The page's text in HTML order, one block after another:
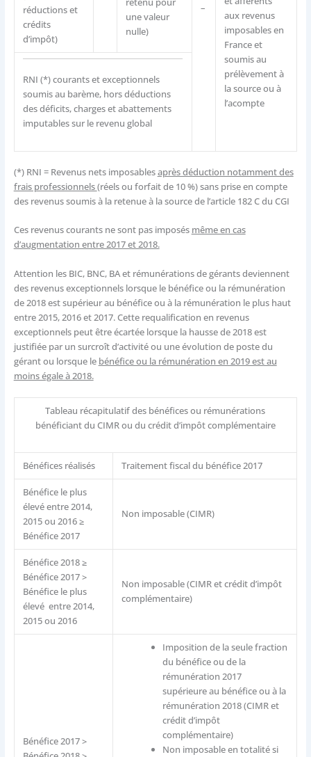
réductions et
crédits
d’impôt)
une valeur
nulle)
–
aux revenus
imposables en
France et
soumis au
prélèvement à
la source ou à
l’acompte
RNI (*) courants et exceptionnels
soumis au barème, hors déductions
des déficits, charges et abattements
imputables sur le revenu global
(*) RNI = Revenus nets imposablesaprès déduction notamment des
frais professionnels(réels ou forfait de 10 %) sans prise en compte
des revenus soumis à la retenue à la source de l’article 182 C du CGI
Ces revenus courants ne sont pas imposés même en cas
d’augmentation entre 2017 et 2018.
Attention les BIC, BNC, BA et rémunérations de gérants deviennent
des revenus exceptionnels lorsque le bénéfice ou la rémunération
de 2018 est supérieur au bénéfice ou à la rémunération le plus haut
entre 2015, 2016 et 2017. Cette requalification en revenus
exceptionnels peut être écartée lorsque la hausse de 2018 est
justifiée par un surcroît d’activité ou une évolution de poste du
gérant ou lorsque le bénéfice ou la rémunération en 2019 est au
moins égale à 2018.
Tableau récapitulatif des bénéfices ou rémunérations
bénéficiant du CIMR ou du crédit d’impôt complémentaire
Bénéfices réalisés Traitement fiscal du bénéfice 2017
Bénéfice le plus
élevé entre 2014,
2015 ou 2016 ≥
Bénéfice 2017
Non imposable (CIMR)
Bénéfice 2018 ≥
Bénéfice 2017 >
Bénéfice le plus
élevé entre 2014,
2015 ou 2016
Non imposable (CIMR et crédit d’impôt
complémentaire)
Bénéfice 2017 >
Imposition de la seule fraction
du bénéfice ou de la
rémunération 2017
supérieure au bénéfice ou à la
rémunération 2018 (CIMR et
crédit d’impôt
complémentaire)
Non imposable en totalité si